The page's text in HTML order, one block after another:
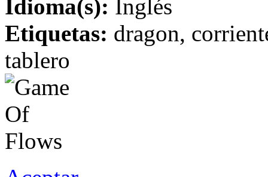
Idioma(s): Inglés
Etiquetas: dragon,
tablero